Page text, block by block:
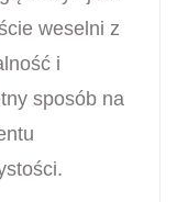
weselni z
i
sposób na